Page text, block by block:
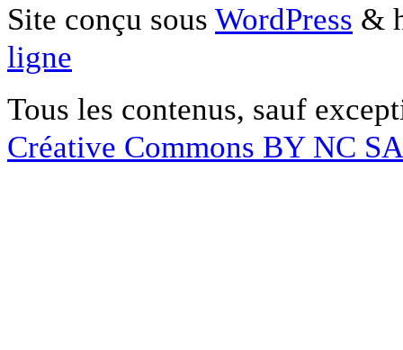
Site conçu sous WordPress &
ligne
Tous les contenus, sauf
Créative Commons BY NC SA